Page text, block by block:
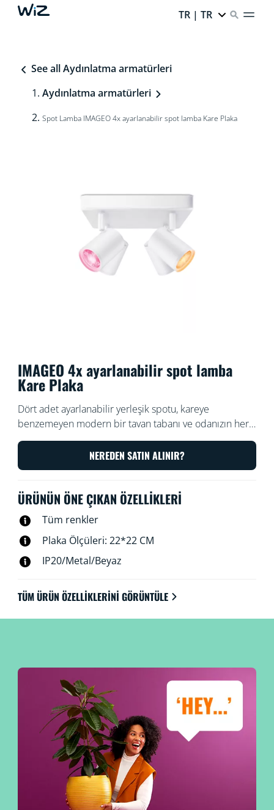
TR | TR
See all Aydınlatma armatürleri
Aydınlatma armatürleri
Spot Lamba IMAGEO 4x ayarlanabilir spot lamba Kare Plaka
IMAGEO 4x ayarlanabilir spot lamba
Kare Plaka
Dört adet ayarlanabilir yerleşik spotu, kareye
benzemeyen modern bir tavan tabanı ve odanızın her
yönünü ışık ve renkle dolduracak bol miktarda gücü
vardır. Yerleşik Spot armatürümüz, her etkinlik için
mükemmel ışık sahnesini seçmenize yardımcı olur.
NEREDEN SATIN ALINIR?
ÜRÜNÜN ÖNE ÇIKAN ÖZELLIKLERI
Tüm renkler
Plaka Ölçüleri: 22*22 CM
IP20/Metal/Beyaz
TÜM ÜRÜN ÖZELLIKLERINI GÖRÜNTÜLE